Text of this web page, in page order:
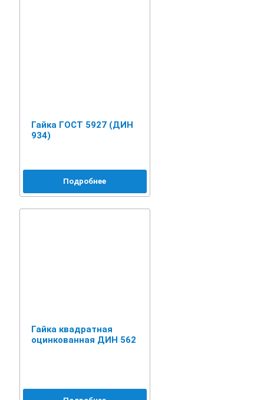
Гайка ГОСТ 5927 (ДИН
934)
Подробнее
Гайка квадратная
оцинкованная ДИН 562